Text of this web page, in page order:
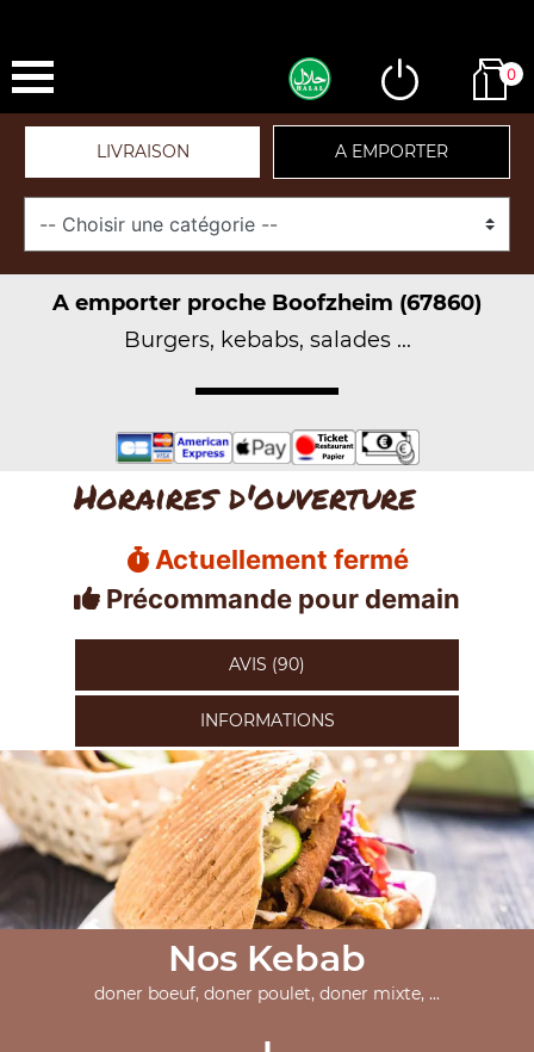
0
LIVRAISON A EMPORTER
A emporter proche Boofzheim (67860)
Burgers, kebabs, salades ...
Horaires d'ouverture
Actuellement fermé
Précommande pour demain
AVIS (90)
INFORMATIONS
Nos Kebab
doner boeuf, doner poulet, doner mixte, ...